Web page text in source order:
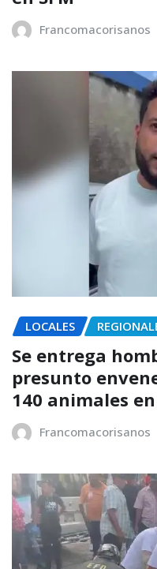
Francomacorisanos
LOCALES
Se entrega
presunto
140 animales
Francomacorisanos